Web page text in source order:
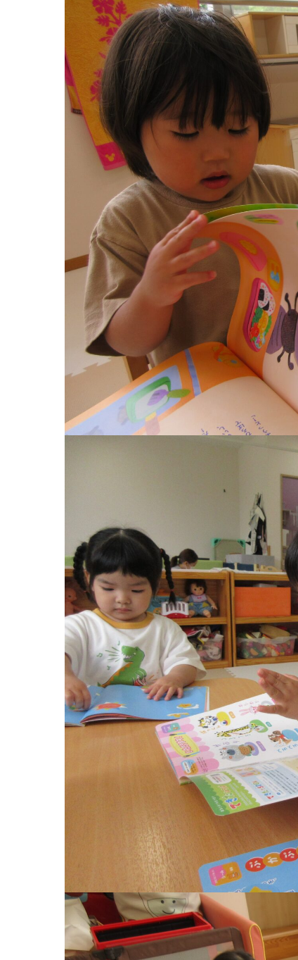
理事長のことば
グループ施設・
関係先リンク
学校法⼈鴨⾕学園 鳳幼稚園
学校法⼈諏訪森学園 諏訪森幼稚園
⼤阪府私⽴幼稚園連盟
社会福祉法人野田福祉会